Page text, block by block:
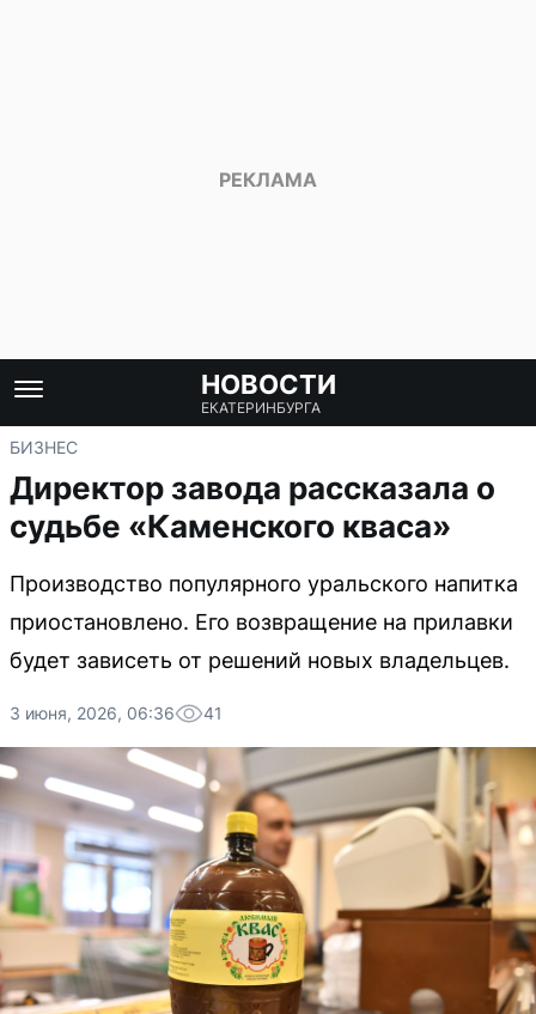
НОВОСТИ
ЕКАТЕРИНБУРГА
БИЗНЕС
Директор завода рассказала о
судьбе «Каменского кваса»
Производство популярного уральского напитка
приостановлено. Его возвращение на прилавки
будет зависеть от решений новых владельцев.
3 июня, 2026, 06:36 41